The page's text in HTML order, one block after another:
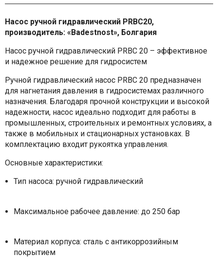
Насос ручной гидравлический PRBC20,
производитель: «Badestnost», Болгария
Насос ручной гидравлический PRBC 20 – эффективное
и надежное решение для гидросистем
Ручной гидравлический насос PRBC 20 предназначен
для нагнетания давления в гидросистемах различного
назначения. Благодаря прочной конструкции и высокой
надежности, насос идеально подходит для работы в
промышленных, строительных и ремонтных условиях, а
также в мобильных и стационарных установках. В
комплектацию входит рукоятка управления.
Основные характеристики:
Тип насоса: ручной гидравлический
Максимальное рабочее давление: до 250 бар
Материал корпуса: сталь с антикоррозийным
покрытием